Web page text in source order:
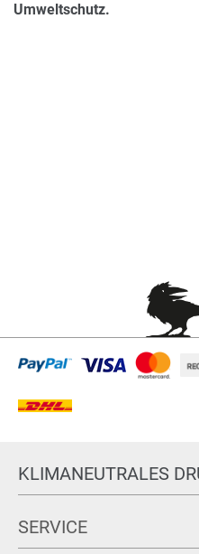
Umweltschutz.
KLIMANEUTRALES
SERVICE